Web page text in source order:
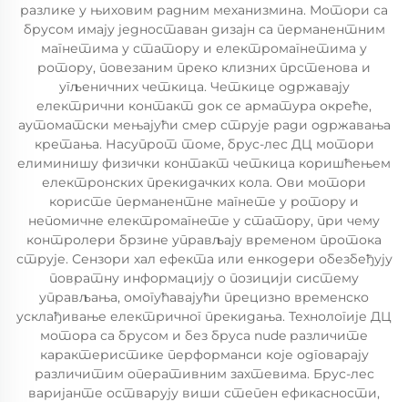
разлике у њиховим радним механизмина. Мотори са
брусом имају једноставан дизајн са перманентним
магнетима у статору и електромагнетима у
ротору, повезаним преко клизних прстенова и
угљеничних четкица. Четкице одржавају
електрични контакт док се арматура окреће,
аутоматски мењајући смер струје ради одржавања
кретања. Насупрот томе, брус-лес ДЦ мотори
елиминишу физички контакт четкица коришћењем
електронских прекидачких кола. Ови мотори
користе перманентне магнете у ротору и
непомичне електромагнете у статору, при чему
контролери брзине управљају временом протока
струје. Сензори хал ефекта или енкодери обезбеђују
повратну информацију о позицији систему
управљања, омогућавајући прецизно временско
усклађивање електричног прекидања. Технологије ДЦ
мотора са брусом и без бруса nude различите
карактеристике перформанси које одговарају
различитим оперативним захтевима. Брус-лес
варијанте остварују виши степен ефикасности,